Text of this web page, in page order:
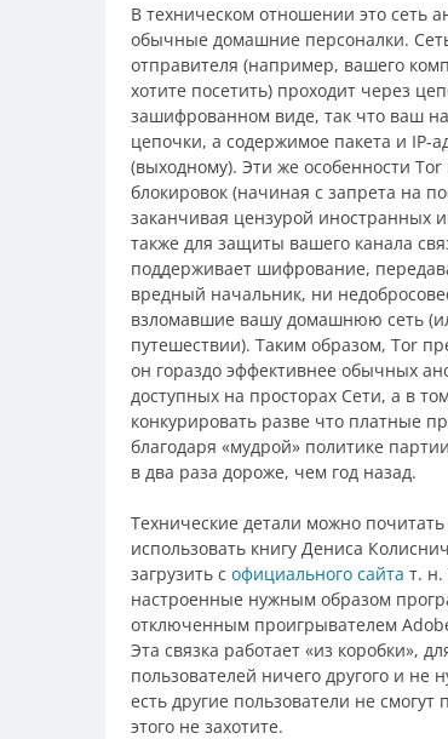
В техническом отношении это сеть
обычные домашние персоналки.
отправителя (например, вашего
хотите посетить) проходит через
зашифрованном виде, так что ваш
цепочки, а содержимое пакета и IP-
(выходному). Эти же особенности
блокировок (начиная с запрета на
заканчивая цензурой иностранных
также для защиты вашего канала
поддерживает шифрование,
вредный начальник, ни
взломавшие вашу домашнюю сеть
путешествии). Таким образом, Tor
он гораздо эффективнее обычных
доступных на просторах Сети, а в
конкурировать разве что платные
благодаря «мудрой» политике
в два раза дороже, чем год назад.
Технические детали можно
использовать книгу Дениса
загрузить с официального сайта т.
настроенные нужным образом
отключенным проигрывателем
Эта связка работает «из коробки»,
пользователей ничего другого и
есть другие пользователи не
этого не захотите.